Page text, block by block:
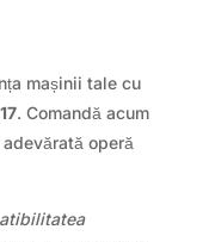
mașinii tale cu
. Comandă acum
operă